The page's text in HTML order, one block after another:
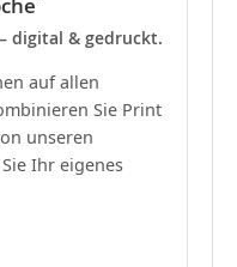
digital & gedruckt.
auf allen
Sie Print
unseren
Ihr eigenes